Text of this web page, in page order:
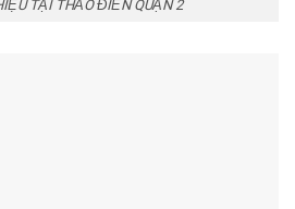
TẠI THẢO ĐIỀN QUẬN 2